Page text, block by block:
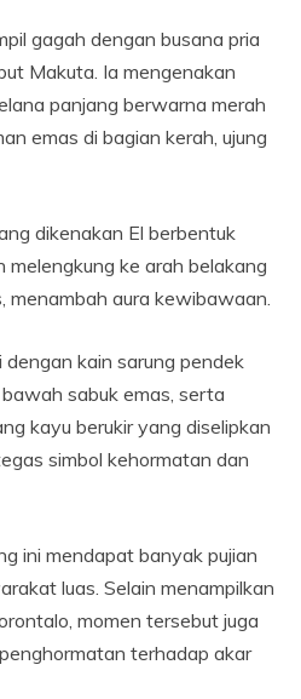
gagah dengan busana pria
Makuta. Ia mengenakan
panjang berwarna merah
emas di bagian kerah, ujung
dikenakan El berbentuk
melengkung ke arah belakang
menambah aura kewibawaan.
kain sarung pendek
sabuk emas, serta
kayu berukir yang diselipkan
simbol kehormatan dan
ini mendapat banyak pujian
luas. Selain menampilkan
momen tersebut juga
terhadap akar